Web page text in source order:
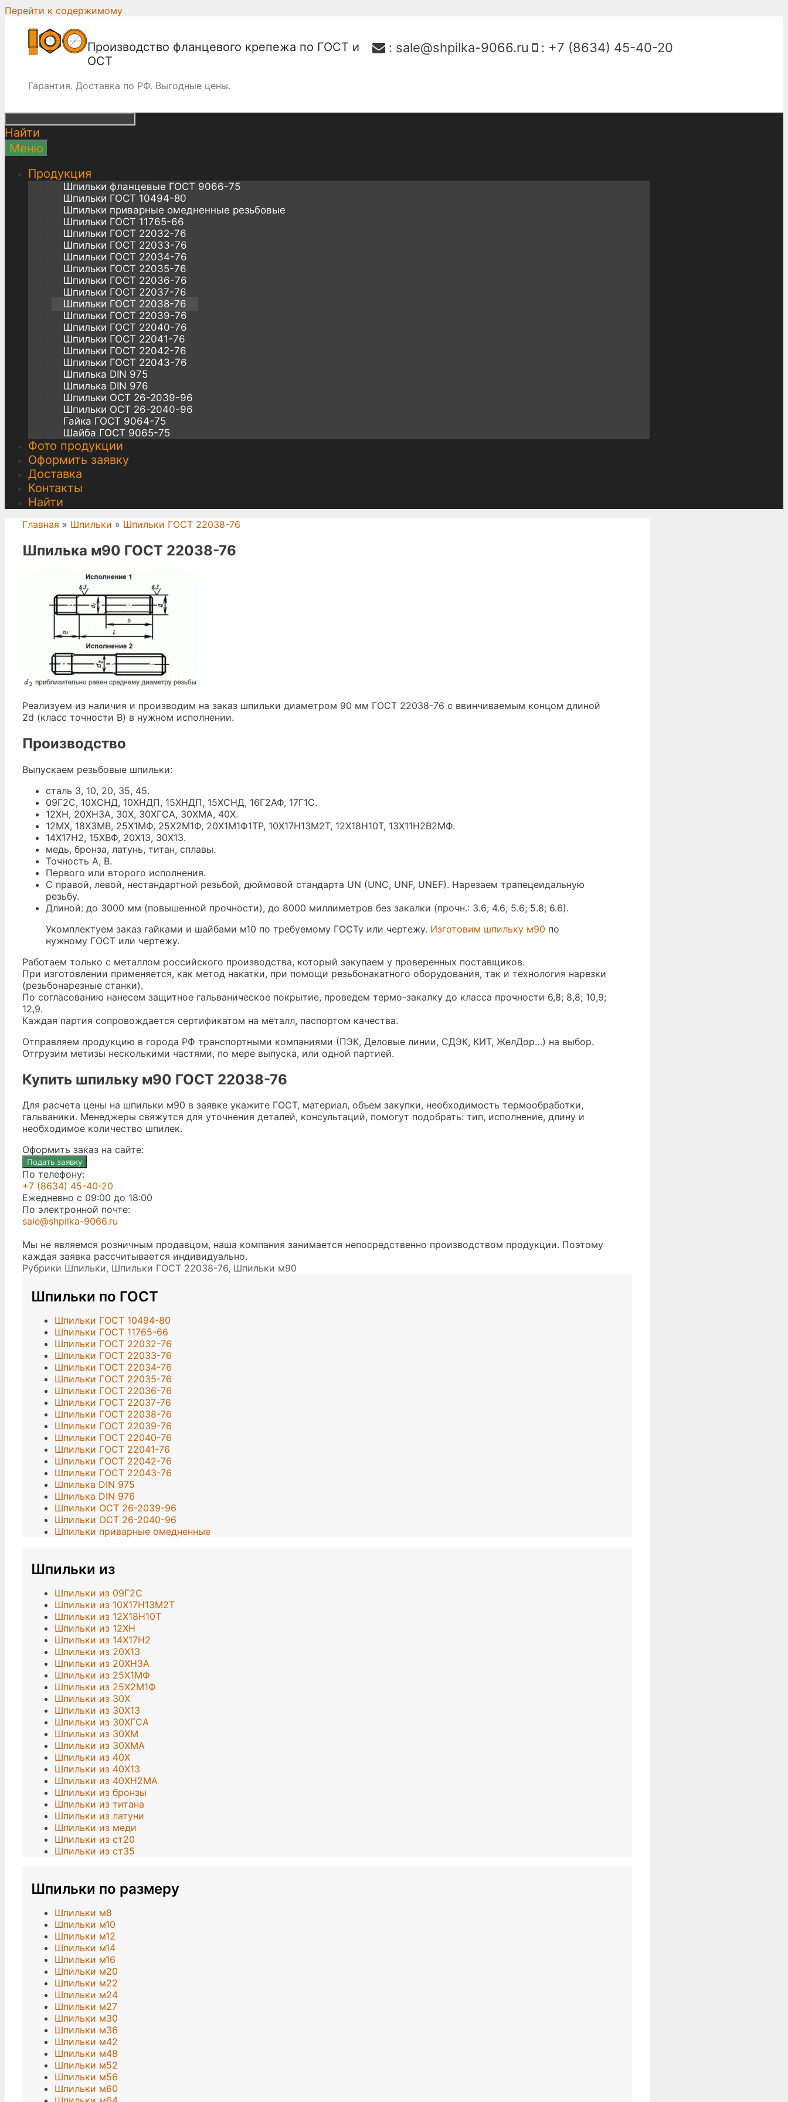
Перейти к содержимому
: sale@shpilka-9066.ru : +7 (8634) 45-40-20
Производство фланцевого крепежа по ГОСТ и
ОСТ
Гарантия. Доставка по РФ. Выгодные цены.
Найти
Меню
Продукция
Шпильки фланцевые ГОСТ 9066-75
Шпильки ГОСТ 10494-80
Шпильки приварные омедненные резьбовые
Шпильки ГОСТ 11765-66
Шпильки ГОСТ 22032-76
Шпильки ГОСТ 22033-76
Шпильки ГОСТ 22034-76
Шпильки ГОСТ 22035-76
Шпильки ГОСТ 22036-76
Шпильки ГОСТ 22037-76
Шпильки ГОСТ 22038-76
Шпильки ГОСТ 22039-76
Шпильки ГОСТ 22040-76
Шпильки ГОСТ 22041-76
Шпильки ГОСТ 22042-76
Шпильки ГОСТ 22043-76
Шпилька DIN 975
Шпилька DIN 976
Шпильки ОСТ 26-2039-96
Шпильки ОСТ 26-2040-96
Гайка ГОСТ 9064-75
Шайба ГОСТ 9065-75
Фото продукции
Оформить заявку
Доставка
Контакты
Найти
Главная » Шпильки » Шпильки ГОСТ 22038-76
Шпилька м90 ГОСТ 22038-76
Реализуем из наличия и производим на заказ шпильки диаметром 90 мм ГОСТ 22038-76 с ввинчиваемым концом длиной
2d (класс точности В) в нужном исполнении.
Производство
Выпускаем резьбовые шпильки:
сталь 3, 10, 20, 35, 45.
09Г2С, 10ХСНД, 10ХНДП, 15ХНДП, 15ХСНД, 16Г2АФ, 17Г1С.
12ХН, 20ХН3А, 30Х, 30ХГСА, 30ХМА, 40Х.
12МХ, 18Х3МВ, 25Х1МФ, 25Х2М1Ф, 20Х1М1Ф1ТР, 10Х17Н13М2Т, 12Х18Н10Т, 13Х11Н2В2МФ.
14Х17Н2, 15ХВФ, 20Х13, 30Х13.
медь, бронза, латунь, титан, сплавы.
Точность A, B.
Первого или второго исполнения.
С правой, левой, нестандартной резьбой, дюймовой стандарта UN (UNC, UNF, UNEF). Нарезаем трапецеидальную
резьбу.
Длиной: до 3000 мм (повышенной прочности), до 8000 миллиметров без закалки (прочн.: 3.6; 4.6; 5.6; 5.8; 6.6).
Укомплектуем заказ гайками и шайбами м10 по требуемому ГОСТу или чертежу. Изготовим шпильку м90 по
нужному ГОСТ или чертежу.
Работаем только с металлом российского производства, который закупаем у проверенных поставщиков.
При изготовлении применяется, как метод накатки, при помощи резьбонакатного оборудования, так и технология нарезки
(резьбонарезные станки).
По согласованию нанесем защитное гальваническое покрытие, проведем термо-закалку до класса прочности 6,8; 8,8; 10,9;
12,9.
Каждая партия сопровождается сертификатом на металл, паспортом качества.
Отправляем продукцию в города РФ транспортными компаниями (ПЭК, Деловые линии, СДЭК, КИТ, ЖелДор…) на выбор.
Отгрузим метизы несколькими частями, по мере выпуска, или одной партией.
Купить шпильку м90 ГОСТ 22038-76
Для расчета цены на шпильки м90 в заявке укажите ГОСТ, материал, объем закупки, необходимость термообработки,
гальваники. Менеджеры свяжутся для уточнения деталей, консультаций, помогут подобрать: тип, исполнение, длину и
необходимое количество шпилек.
Оформить заказ на сайте:
Подать заявку
По телефону:
+7 (8634) 45-40-20
Ежедневно с 09:00 до 18:00
По электронной почте:
sale@shpilka-9066.ru
Мы не являемся розничным продавцом, наша компания занимается непосредственно производством продукции. Поэтому
каждая заявка рассчитывается индивидуально.
Рубрики Шпильки, Шпильки ГОСТ 22038-76, Шпильки м90
Шпильки по ГОСТ
Шпильки ГОСТ 10494-80
Шпильки ГОСТ 11765-66
Шпильки ГОСТ 22032-76
Шпильки ГОСТ 22033-76
Шпильки ГОСТ 22034-76
Шпильки ГОСТ 22035-76
Шпильки ГОСТ 22036-76
Шпильки ГОСТ 22037-76
Шпильки ГОСТ 22038-76
Шпильки ГОСТ 22039-76
Шпильки ГОСТ 22040-76
Шпильки ГОСТ 22041-76
Шпильки ГОСТ 22042-76
Шпильки ГОСТ 22043-76
Шпилька DIN 975
Шпилька DIN 976
Шпильки ОСТ 26-2039-96
Шпильки ОСТ 26-2040-96
Шпильки приварные омедненные
Шпильки из
Шпильки из 09Г2С
Шпильки из 10Х17Н13М2Т
Шпильки из 12Х18Н10Т
Шпильки из 12ХН
Шпильки из 14Х17Н2
Шпильки из 20Х13
Шпильки из 20ХН3А
Шпильки из 25Х1МФ
Шпильки из 25Х2М1Ф
Шпильки из 30Х
Шпильки из 30Х13
Шпильки из 30ХГСА
Шпильки из 30ХМ
Шпильки из 30ХМА
Шпильки из 40Х
Шпильки из 40Х13
Шпильки из 40ХН2МА
Шпильки из бронзы
Шпильки из титана
Шпильки из латуни
Шпильки из меди
Шпильки из ст20
Шпильки из ст35
Шпильки по размеру
Шпильки м8
Шпильки м10
Шпильки м12
Шпильки м14
Шпильки м16
Шпильки м20
Шпильки м22
Шпильки м24
Шпильки м27
Шпильки м30
Шпильки м36
Шпильки м42
Шпильки м48
Шпильки м52
Шпильки м56
Шпильки м60